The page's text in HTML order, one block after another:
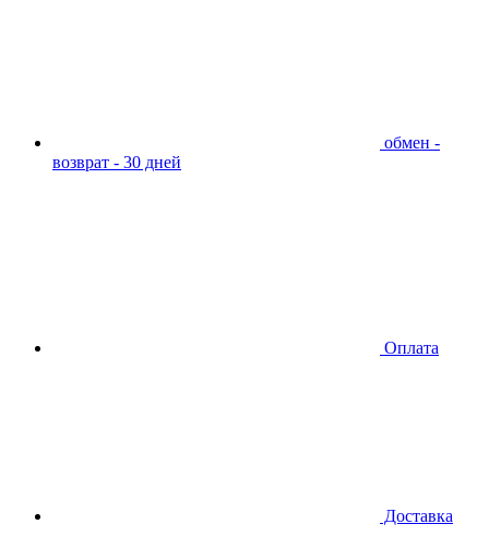
обмен -
возврат - 30 дней
Оплата
Доставка